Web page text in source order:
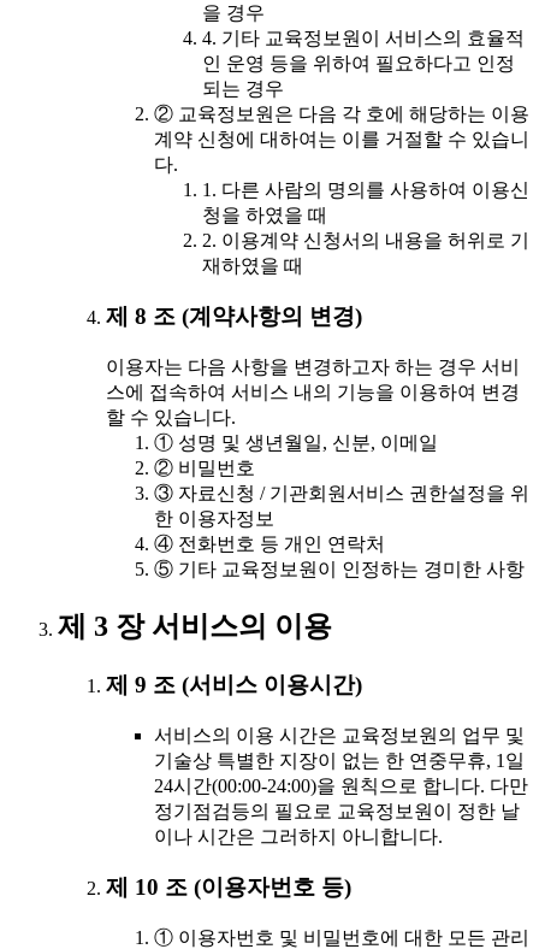
을 경우
4. 기타 교육정보원이 서비스의 효율적
인 운영 등을 위하여 필요하다고 인정
되는 경우
② 교육정보원은 다음 각 호에 해당하는 이용
계약 신청에 대하여는 이를 거절할 수 있습니
다.
1. 다른 사람의 명의를 사용하여 이용신
청을 하였을 때
2. 이용계약 신청서의 내용을 허위로 기
재하였을 때
제 8 조 (계약사항의 변경)
이용자는 다음 사항을 변경하고자 하는 경우 서비
스에 접속하여 서비스 내의 기능을 이용하여 변경
할 수 있습니다.
① 성명 및 생년월일, 신분, 이메일
② 비밀번호
③ 자료신청 / 기관회원서비스 권한설정을 위
한 이용자정보
④ 전화번호 등 개인 연락처
⑤ 기타 교육정보원이 인정하는 경미한 사항
제 3 장 서비스의 이용
제 9 조 (서비스 이용시간)
서비스의 이용 시간은 교육정보원의 업무 및
기술상 특별한 지장이 없는 한 연중무휴, 1일
24시간(00:00-24:00)을 원칙으로 합니다. 다만
정기점검등의 필요로 교육정보원이 정한 날
이나 시간은 그러하지 아니합니다.
제 10 조 (이용자번호 등)
① 이용자번호 및 비밀번호에 대한 모든 관리